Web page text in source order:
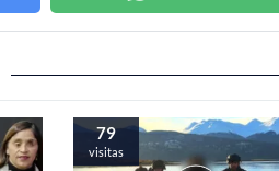
79
visitas